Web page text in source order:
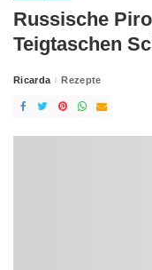
Russische
Teigtaschen
Posted
Ricarda Rezepte